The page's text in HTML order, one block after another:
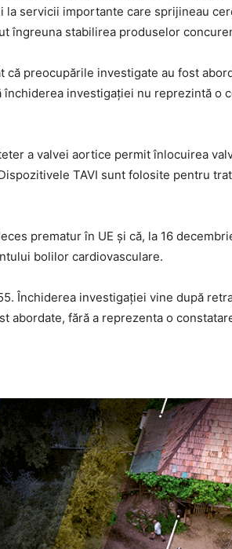
servicii importante care sprijineau
stabilirea produselor
preocupările investigate au fost
investigației nu reprezintă o
a valvei aortice permit înlocuirea
TAVI sunt folosite pentru
prematur în UE și că, la 16
bolilor cardiovasculare.
Închiderea investigației vine după
abordate, fără a reprezenta o